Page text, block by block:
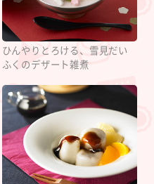
ひんやりとろける、雪見だい
ふくのデザート雑煮